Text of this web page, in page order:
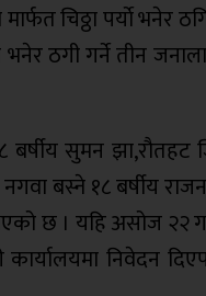
चिठ्ठा पर्याे भनेर
ठगी गर्ने तीन
बर्षीय सुमन झा,रौतहट
बस्ने १८ बर्षीय
छ । यहि असोज २२
निवेदन